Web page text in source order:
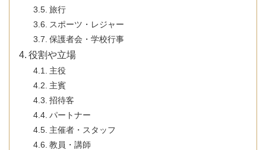
旅行
スポーツ・レジャー
保護者会・学校行事
役割や立場
主役
主賓
招待客
パートナー
主催者・スタッフ
教員・講師